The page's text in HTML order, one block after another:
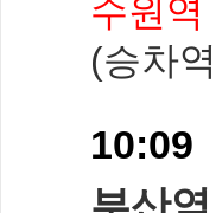
수원역
(승차
10:09